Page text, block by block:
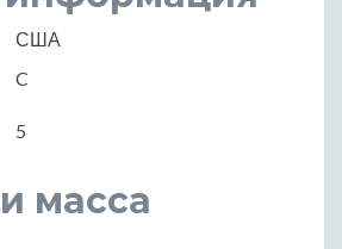
США
C
5
масса